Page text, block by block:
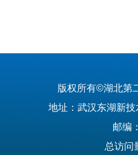
版权所有©湖北第
地址：武汉东湖新
邮编
总访问